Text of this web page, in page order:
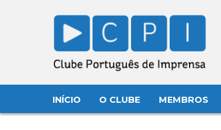
INÍCIO O CLUBE MEMBROS